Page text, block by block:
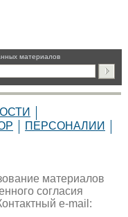
материалов
ПЕРСОНАЛИИ
материалов
согласия
e-mail: